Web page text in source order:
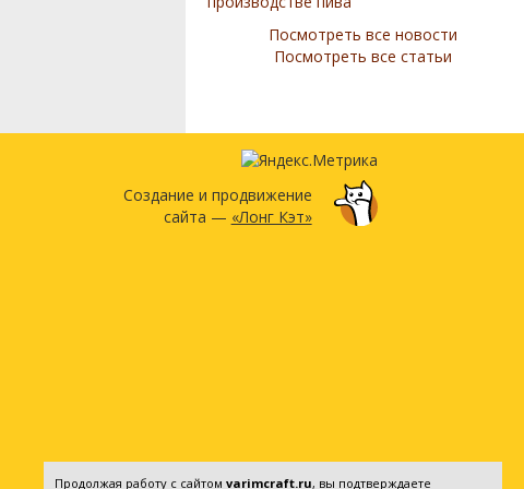
Посмотреть все новости
Посмотреть все статьи
Создание и продвижение
сайта — «Лонг Кэт»
Продолжая работу с сайтом varimcraft.ru, вы подтверждаете